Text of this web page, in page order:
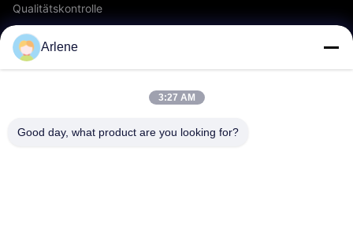
Qualitätskontrolle
OEM/ODM-Service
Veranstaltungen und Neuigkeiten
herunterladen
Arlene
3:27 AM
Good day, what product are you looking for?